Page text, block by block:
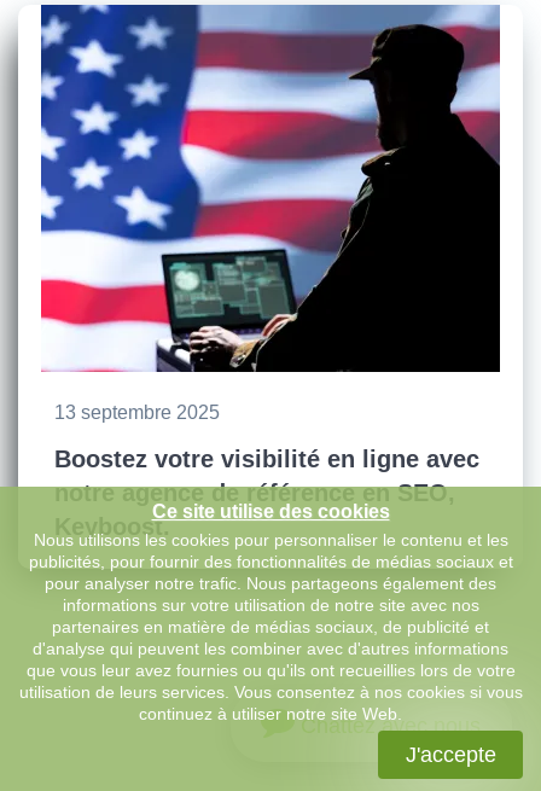
13 septembre 2025
Boostez votre visibilité en ligne avec
notre agence de référence en SEO,
Keyboost.
Chattez avec nous
Ce site utilise des cookies
Nous utilisons les cookies pour personnaliser le contenu et les
publicités, pour fournir des fonctionnalités de médias sociaux et
pour analyser notre trafic. Nous partageons également des
informations sur votre utilisation de notre site avec nos
partenaires en matière de médias sociaux, de publicité et
d'analyse qui peuvent les combiner avec d'autres informations
que vous leur avez fournies ou qu'ils ont recueillies lors de votre
utilisation de leurs services. Vous consentez à nos cookies si vous
continuez à utiliser notre site Web.
J'accepte